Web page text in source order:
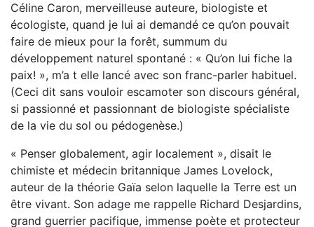
Céline Caron, merveilleuse auteure, biologiste et
écologiste, quand je lui ai demandé ce qu’on pouvait
faire de mieux pour la forêt, summum du
développement naturel spontané : « Qu’on lui fiche la
paix! », m’a t elle lancé avec son franc-parler habituel.
(Ceci dit sans vouloir escamoter son discours général,
si passionné et passionnant de biologiste spécialiste
de la vie du sol ou pédogenèse.)
« Penser globalement, agir localement », disait le
chimiste et médecin britannique James Lovelock,
auteur de la théorie Gaïa selon laquelle la Terre est un
être vivant. Son adage me rappelle Richard Desjardins,
grand guerrier pacifique, immense poète et protecteur